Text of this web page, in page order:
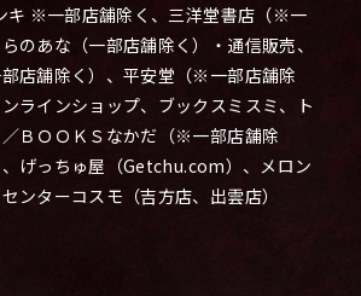
キ ※一部店舗除く、三洋堂書店（※一
のあな（一部店舗除く）・通信販売、
店舗除く）、平安堂（※一部店舗除
ラインショップ、ブックスミスミ、ト
ＢＯＯＫＳなかだ（※一部店舗除
げっちゅ屋（Getchu.com）、メロン
ンターコスモ（吉方店、出雲店）